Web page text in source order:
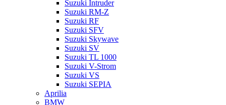
Suzuki Intruder
Suzuki RM-Z
Suzuki RF
Suzuki SFV
Suzuki Skywave
Suzuki SV
Suzuki TL 1000
Suzuki V-Strom
Suzuki VS
Suzuki SEPIA
Aprilia
BMW